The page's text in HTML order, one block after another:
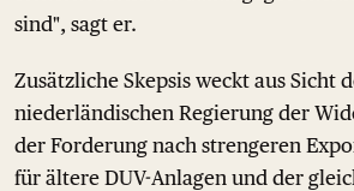
sind", sagt er.
Zusätzliche Skepsis weckt aus Sicht
niederländischen Regierung der
der Forderung nach strengeren
für ältere DUV-Anlagen und der